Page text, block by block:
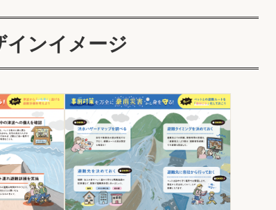
インイメージ